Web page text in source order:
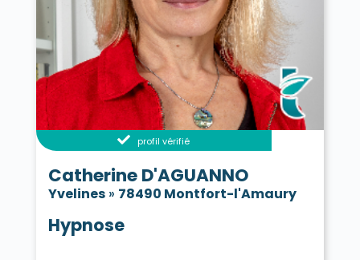
profil vérifié
Catherine D'AGUANNO
Yvelines» 78490 Montfort-l'Amaury
Hypnose